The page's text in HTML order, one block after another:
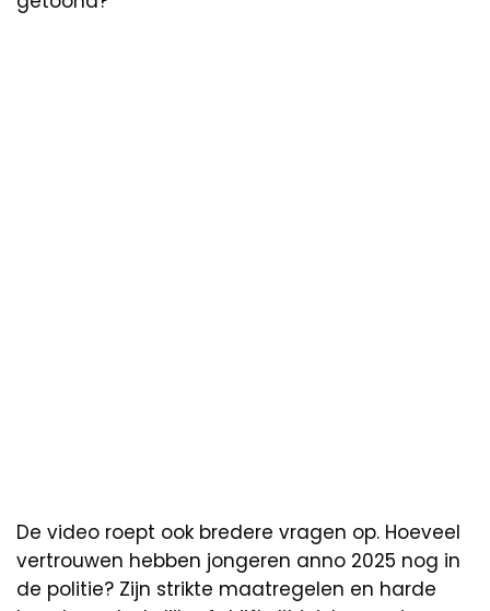
De video roept ook bredere vragen op. Hoeveel
vertrouwen hebben jongeren anno 2025 nog in
de politie? Zijn strikte maatregelen en harde